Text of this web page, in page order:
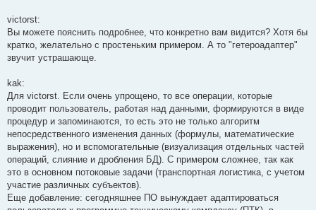
victorst:
Вы можете пояснить подробнее, что конкретно вам видится? Хотя бы
кратко, желательно с простеньким примером. А то "гетероадаптер"
звучит устрашающе.
kak:
Для victorst. Если очень упрощено, то все операции, которые
проводит пользователь, работая над данными, формируются в виде
процедур и запоминаются, то есть это не только алгоритм
непосредственного изменения данных (формулы, математические
выражения), но и вспомогательные (визуализация отдельных частей
операций, слияние и дробления БД). С примером сложнее, так как
это в основном потоковые задачи (транспортная логистика, с учетом
участие различных субъектов).
Еще добавление: сегодняшнее ПО вынуждает адаптироваться